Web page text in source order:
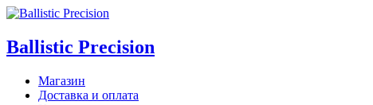
Skip
content
Ballistic Precision
Магазин
Доставка и оплата